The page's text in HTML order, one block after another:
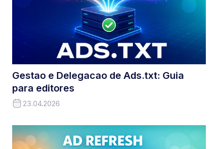
Gestao e Delegacao de Ads.txt: Guia
para editores
23.04.2026